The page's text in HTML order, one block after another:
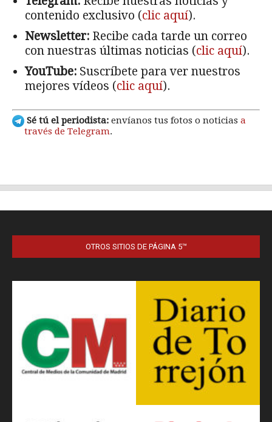
OTROS SITIOS DE PÁGINA 5™